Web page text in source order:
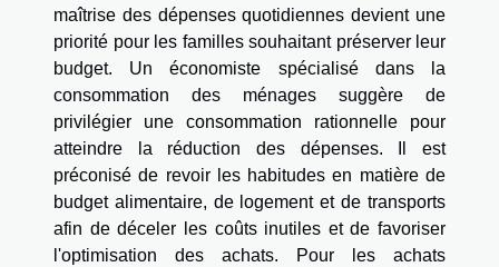
maîtrise des dépenses quotidiennes devient une
priorité pour les familles souhaitant préserver leur
budget. Un économiste spécialisé dans la
consommation des ménages suggère de
privilégier une consommation rationnelle pour
atteindre la réduction des dépenses. Il est
préconisé de revoir les habitudes en matière de
budget alimentaire, de logement et de transports
afin de déceler les coûts inutiles et de favoriser
l'optimisation des achats. Pour les achats